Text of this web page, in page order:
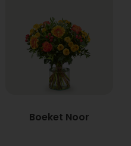
Boeket Noor